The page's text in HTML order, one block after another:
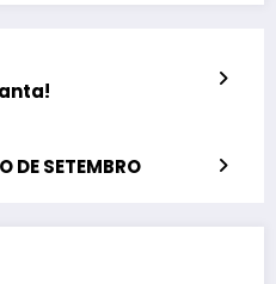
DE SETEMBRO